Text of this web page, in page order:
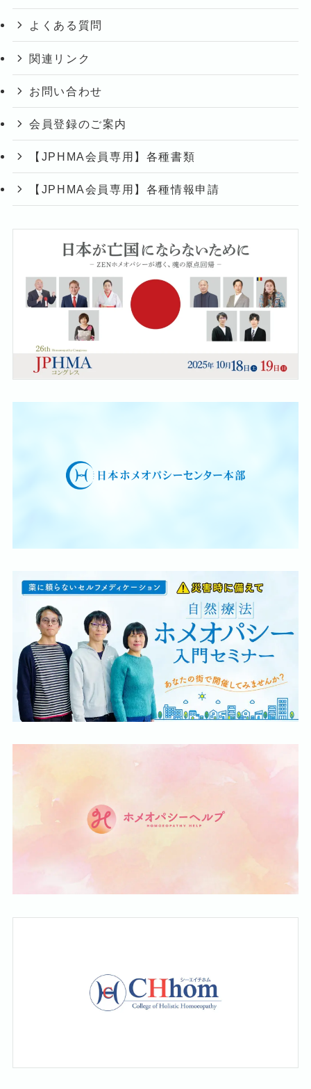
よくある質問
関連リンク
お問い合わせ
会員登録のご案内
【JPHMA会員専用】各種書類
【JPHMA会員専用】各種情報申請